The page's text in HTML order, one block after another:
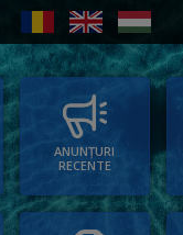
ANUNȚURI
RECENTE